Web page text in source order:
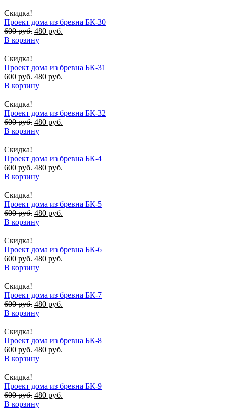
Скидка!
Проект дома из бревна БК-30
600руб. 480 руб.
В корзину
Скидка!
Проект дома из бревна БК-31
600руб. 480 руб.
В корзину
Скидка!
Проект дома из бревна БК-32
600руб. 480 руб.
В корзину
Скидка!
Проект дома из бревна БК-4
600руб. 480 руб.
В корзину
Скидка!
Проект дома из бревна БК-5
600руб. 480 руб.
В корзину
Скидка!
Проект дома из бревна БК-6
600руб. 480 руб.
В корзину
Скидка!
Проект дома из бревна БК-7
600руб. 480 руб.
В корзину
Скидка!
Проект дома из бревна БК-8
600руб. 480 руб.
В корзину
Скидка!
Проект дома из бревна БК-9
600руб. 480 руб.
В корзину